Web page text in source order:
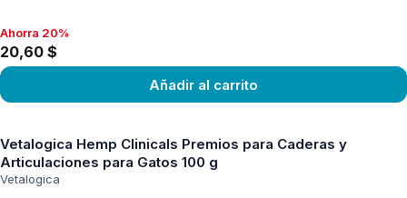
Ahorra 20%, 20,60 $
Ahorra 20%
20,60 $
Añadir al carrito
Vetalogica Hemp Clinicals Premios para Caderas y
Articulaciones para Gatos 100 g
Vetalogica